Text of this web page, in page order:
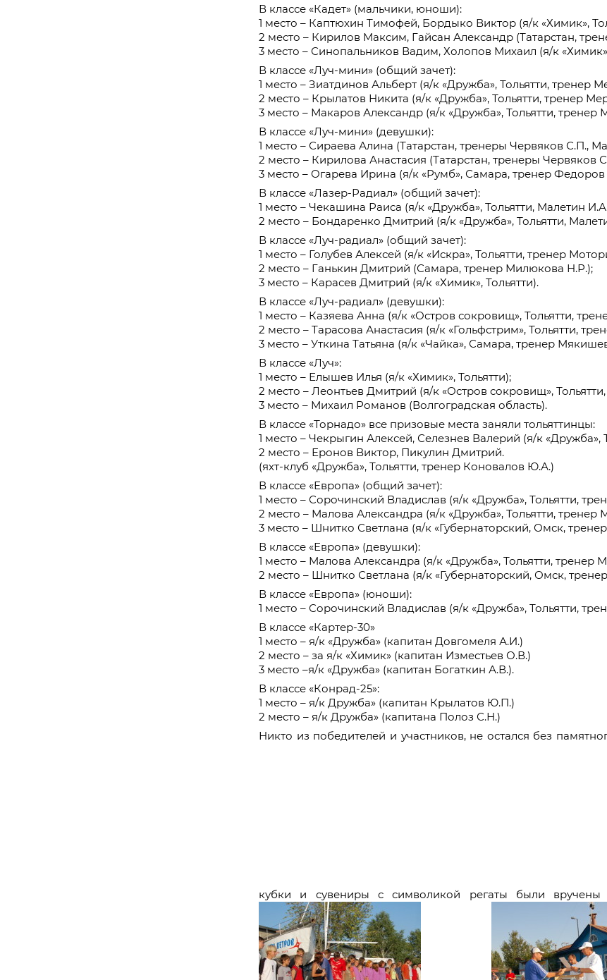
В классе «Кадет» (мальчики, юноши):
1 место – Каптюхин Тимофей, Бордыко Виктор (я/к «Химик»,
2 место – Кирилов Максим, Гайсан Александр (Татарстан,
3 место – Синопальников Вадим, Холопов Михаил (я/к «Химик»,
В классе «Луч-мини» (общий зачет):
1 место – Зиатдинов Альберт (я/к «Дружба», Тольятти, тренер
2 место – Крылатов Никита (я/к «Дружба», Тольятти, тренер
3 место – Макаров Александр (я/к «Дружба», Тольятти, тренер
В классе «Луч-мини» (девушки):
1 место – Сираева Алина (Татарстан, тренеры Червяков С.П.,
2 место – Кирилова Анастасия (Татарстан, тренеры Червяков
3 место – Огарева Ирина (я/к «Румб», Самара, тренер
В классе «Лазер-Радиал» (общий зачет):
1 место – Чекашина Раиса (я/к «Дружба», Тольятти, Малетин
2 место – Бондаренко Дмитрий (я/к «Дружба», Тольятти,
В классе «Луч-радиал» (общий зачет):
1 место – Голубев Алексей (я/к «Искра», Тольятти, тренер
2 место – Ганькин Дмитрий (Самара, тренер Милюкова Н.Р.);
3 место – Карасев Дмитрий (я/к «Химик», Тольятти).
В классе «Луч-радиал» (девушки):
1 место – Казяева Анна (я/к «Остров сокровищ», Тольятти,
2 место – Тарасова Анастасия (я/к «Гольфстрим», Тольятти,
3 место – Уткина Татьяна (я/к «Чайка», Самара, тренер
В классе «Луч»:
1 место – Елышев Илья (я/к «Химик», Тольятти);
2 место – Леонтьев Дмитрий (я/к «Остров сокровищ»,
3 место – Михаил Романов (Волгоградская область).
В классе «Торнадо» все призовые места заняли тольяттинцы:
1 место – Чекрыгин Алексей, Селезнев Валерий (я/к «Дружба»,
2 место – Еронов Виктор, Пикулин Дмитрий.
(яхт-клуб «Дружба», Тольятти, тренер Коновалов Ю.А.)
В классе «Европа» (общий зачет):
1 место – Сорочинский Владислав (я/к «Дружба», Тольятти,
2 место – Малова Александра (я/к «Дружба», Тольятти, тренер
3 место – Шнитко Светлана (я/к «Губернаторский, Омск,
В классе «Европа» (девушки):
1 место – Малова Александра (я/к «Дружба», Тольятти, тренер
2 место – Шнитко Светлана (я/к «Губернаторский, Омск,
В классе «Европа» (юноши):
1 место – Сорочинский Владислав (я/к «Дружба», Тольятти,
В классе «Картер-30»
1 место – я/к «Дружба» (капитан Довгомеля А.И.)
2 место – за я/к «Химик» (капитан Изместьев О.В.)
3 место –я/к «Дружба» (капитан Богаткин А.В.).
В классе «Конрад-25»:
1 место – я/к Дружба» (капитан Крылатов Ю.П.)
2 место – я/к Дружба» (капитана Полоз С.Н.)
Никто из победителей и участников, не остался без
кубки и сувениры с символикой регаты были